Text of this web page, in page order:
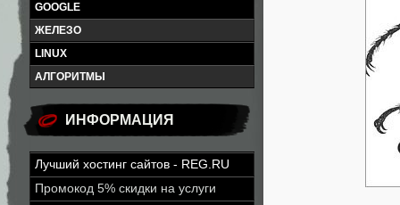
GOOGLE
ЖЕЛЕЗО
LINUX
АЛГОРИТМЫ
ИНФОРМАЦИЯ
Лучший хостинг сайтов - REG.RU
Промокод 5% скидки на услуги